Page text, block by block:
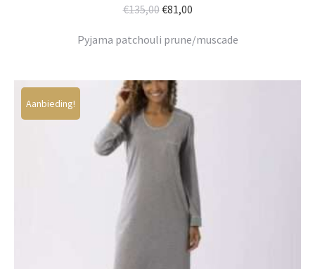
€135,00Oorspronkelijke
was:
€81,00Huidige
is:
Pyjama patchouli prune/muscade
Aanbieding!